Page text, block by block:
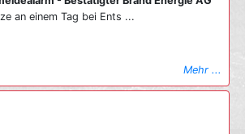
an einem Tag bei Ents ...
Mehr ...